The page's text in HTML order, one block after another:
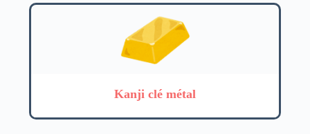
Kanji clé métal